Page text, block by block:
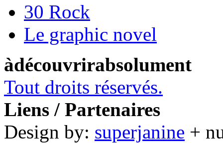
30 Rock
Le graphic novel
àdécouvrirabsolument
Tout droits réservés.
Liens / Partenaires
Design by: superjanine +